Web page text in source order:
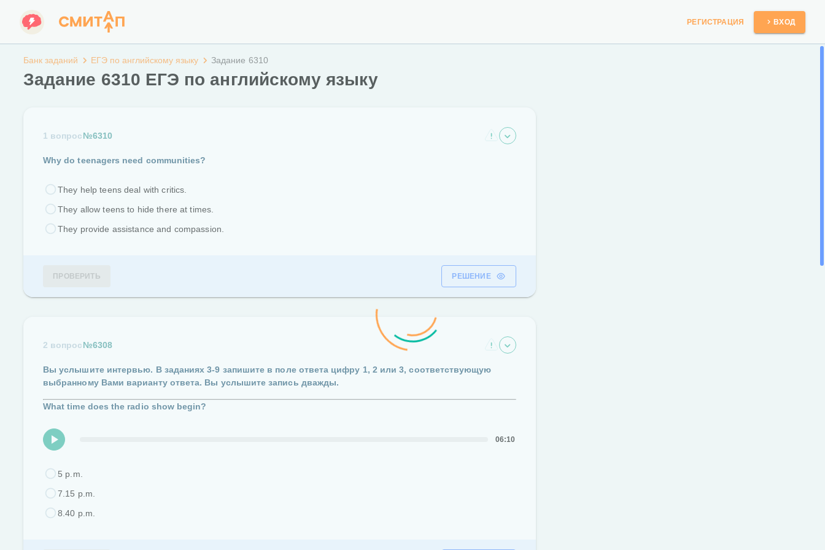
РЕГИСТРАЦИЯ ВХОД
Банк заданий ЕГЭ по английскому языку Задание 6310
Задание 6310 ЕГЭ по английскому языку
1 вопрос№6310
Why do teenagers need communities?
They help teens deal with critics.
They allow teens to hide there at times.
They provide assistance and compassion.
ПРОВЕРИТЬ РЕШЕНИЕ
2 вопрос№6308
Вы услышите интервью. В заданиях3-9 запишите в поле ответа цифру 1, 2 или 3,соответствующую
выбранному Вами варианту ответа. Вы услышите запись дважды.
What time does the radio show begin?
06:10
5 p.m.
7.15 p.m.
8.40 p.m.